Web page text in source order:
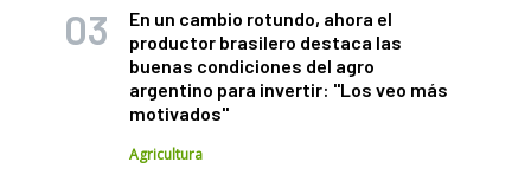
En un cambio rotundo, ahora el
productor brasilero destaca las
buenas condiciones del agro
argentino para invertir: "Los veo más
motivados"
Agricultura